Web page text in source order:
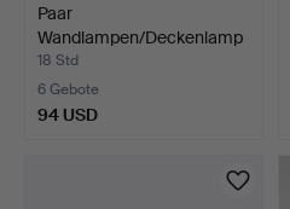
Paar
Wandlampen/Deckenlamp
e, '' Ufo '' der…
18 Std
6 Gebote
94 USD